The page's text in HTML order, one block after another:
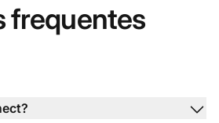
frequentes